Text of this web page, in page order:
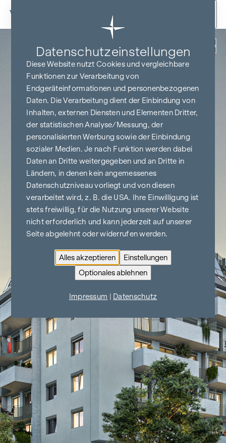
Zum Inhalt springen
PROVISIONSFREI
BIS BAUBEGINN
Datenschutz­einstellungen
Diese Website nutzt Cookies und vergleichbare
Funktionen zur Verarbeitung von
Endgeräteinformationen und personenbezogenen
Daten. Die Verarbeitung dient der Einbindung von
Inhalten, externen Diensten und Elementen Dritter,
der statistischen Analyse/Messung, der
personalisierten Werbung sowie der Einbindung
sozialer Medien. Je nach Funktion werden dabei
Daten an Dritte weitergegeben und an Dritte in
Ländern, in denen kein angemessenes
Datenschutzniveau vorliegt und von diesen
verarbeitet wird, z. B. die USA. Ihre Einwilligung ist
stets freiwillig, für die Nutzung unserer Website
nicht erforderlich und kann jederzeit auf unserer
Seite abgelehnt oder widerrufen werden.
Alles akzeptieren
Einstellungen
Optionales ablehnen
Impressum Datenschutz